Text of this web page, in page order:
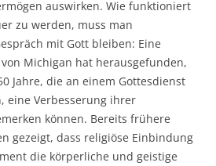
auswirken. Wie funktioniert
zu werden, muss man
mit Gott bleiben: Eine
Michigan hat herausgefunden,
Jahre, die an einem Gottesdienst
eine Verbesserung ihrer
können. Bereits frühere
gezeigt, dass religiöse Einbindung
die körperliche und geistige